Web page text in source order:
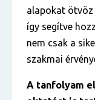
alapokat ötvöz
így segítve
nem csak a
szakmai
A tanfolyam